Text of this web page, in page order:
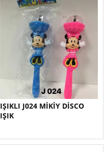
IŞIKLI J024 MİKİY DİSCO
IŞIK